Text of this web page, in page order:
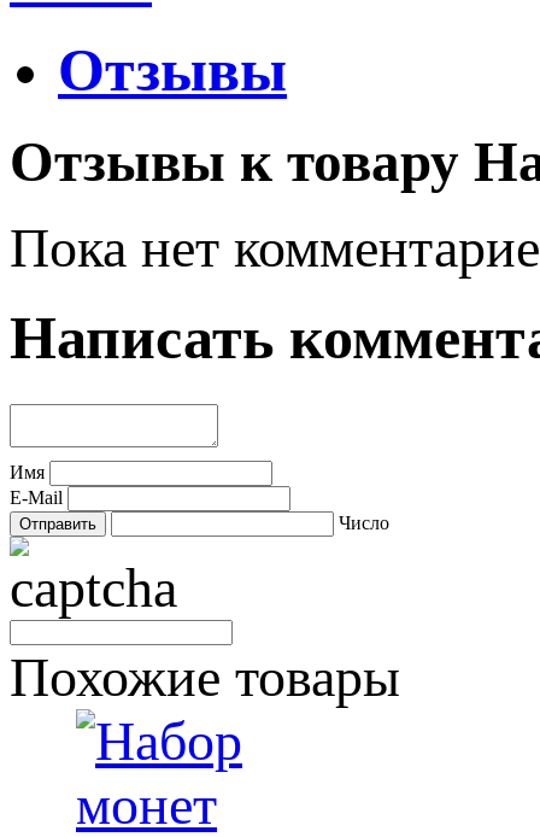
Отзывы
Отзывы к товару
Пока нет
Написать
Имя
E-Mail
Число
Похожие товары